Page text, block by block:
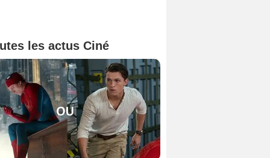
les actus Ciné